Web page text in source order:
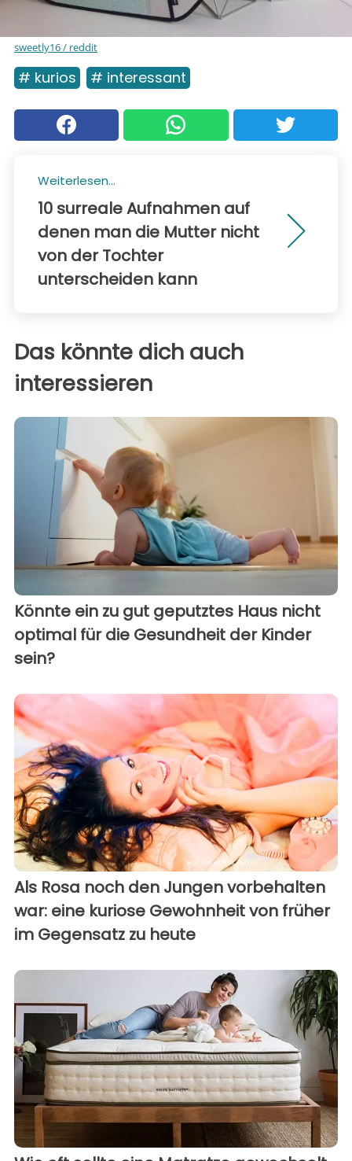
sweetly16 ​/ reddit
# kurios # interessant
Weiterlesen...
10 surreale Aufnahmen auf
denen man die Mutter nicht
von der Tochter
unterscheiden kann
Das könnte dich auch
interessieren
Könnte ein zu gut geputztes Haus nicht
optimal für die Gesundheit der Kinder
sein?
Als Rosa noch den Jungen vorbehalten
war: eine kuriose Gewohnheit von früher
im Gegensatz zu heute